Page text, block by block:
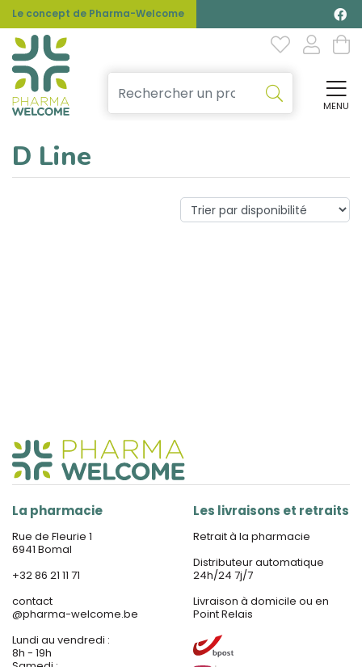
Le concept de Pharma-Welcome
MENU
D Line
La pharmacie
Rue de Fleurie 1
6941 Bomal
+32 86 21 11 71
contact
@pharma-welcome.be
Lundi au vendredi :
8h - 19h
Les livraisons et retraits
Retrait à la pharmacie
Distributeur automatique
24h/24 7j/7
Livraison à domicile ou en
Point Relais